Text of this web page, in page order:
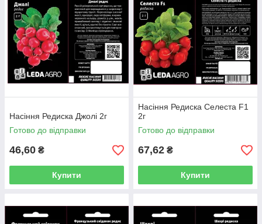
Насіння Редиска Джолі 2г
Готово до відправки
46,60 ₴
Купити
Насіння Редиска Селеста F1
2г
Готово до відправки
67,62 ₴
Купити